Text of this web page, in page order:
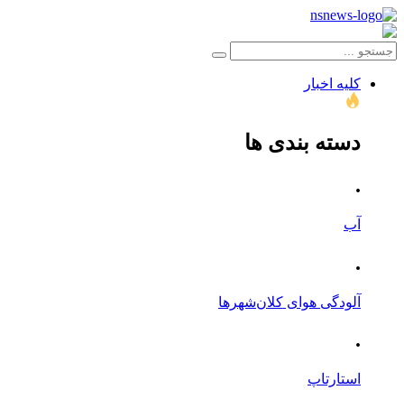
کلیه اخبار
دسته بندی ها
.
آب
.
آلودگی هوای کلان‌شهرها
.
استارتاپ